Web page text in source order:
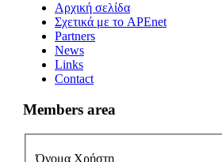
Αρχική σελίδα
Σχετικά με το APEnet
Partners
News
Links
Contact
Members area
Όνομα Χρήστη